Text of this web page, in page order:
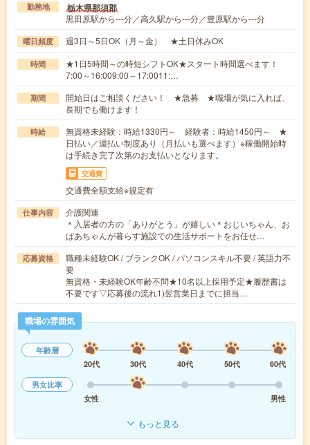
勤務地 栃木県那須郡
黒田原駅から---分／高久駅から---分／豊原駅から---分
曜日頻度 週3日～5日OK（月～金） ★土日休みOK
時間
★1日5時間～の時短シフトOK★スタート時間選べます！
7:00～16:009:00～17:0011:…
期間
開始日はご相談ください！ ★急募 ★職場が気に入れば、
長期でも働けます！
時給
無資格未経験：時給1330円～ 経験者：時給1450円～ ★
日払い／週払い制度あり（月払いも選べます）※稼働開始時
は手続き完了次第のお支払いとなります。
交通費
交通費全額支給※規定有
仕事内容
介護関連
＊入居者の方の「ありがとう」が嬉しい＊おじいちゃん、お
ばあちゃんが暮らす施設での生活サポートをお任せ…
応募資格
職種未経験OK / ブランクOK / パソコンスキル不要 / 英語力不
要
無資格・未経験OK年齢不問★10名以上採用予定★履歴書は
不要です▽応募後の流れ1)翌営業日までに担当…
職場の雰囲気
年齢層
20代
30代 40代 50代
60代
男女比率
女性
男性
もっと見る